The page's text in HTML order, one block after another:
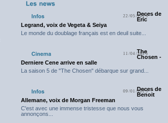
22/05/2025Deces de
Eric
Legrand, voix de Vegeta & Seiya
Le monde du doublage français est en deuil suite...
11/04/2025
The
Chosen -
Derniere Cene arrive en salle
La saison 5 de "The Chosen" débarque sur grand...
09/01/2025Deces de
Benoit
Allemane, voix de Morgan Freeman
C'est avec une immense tristesse que nous vous
annonçons...